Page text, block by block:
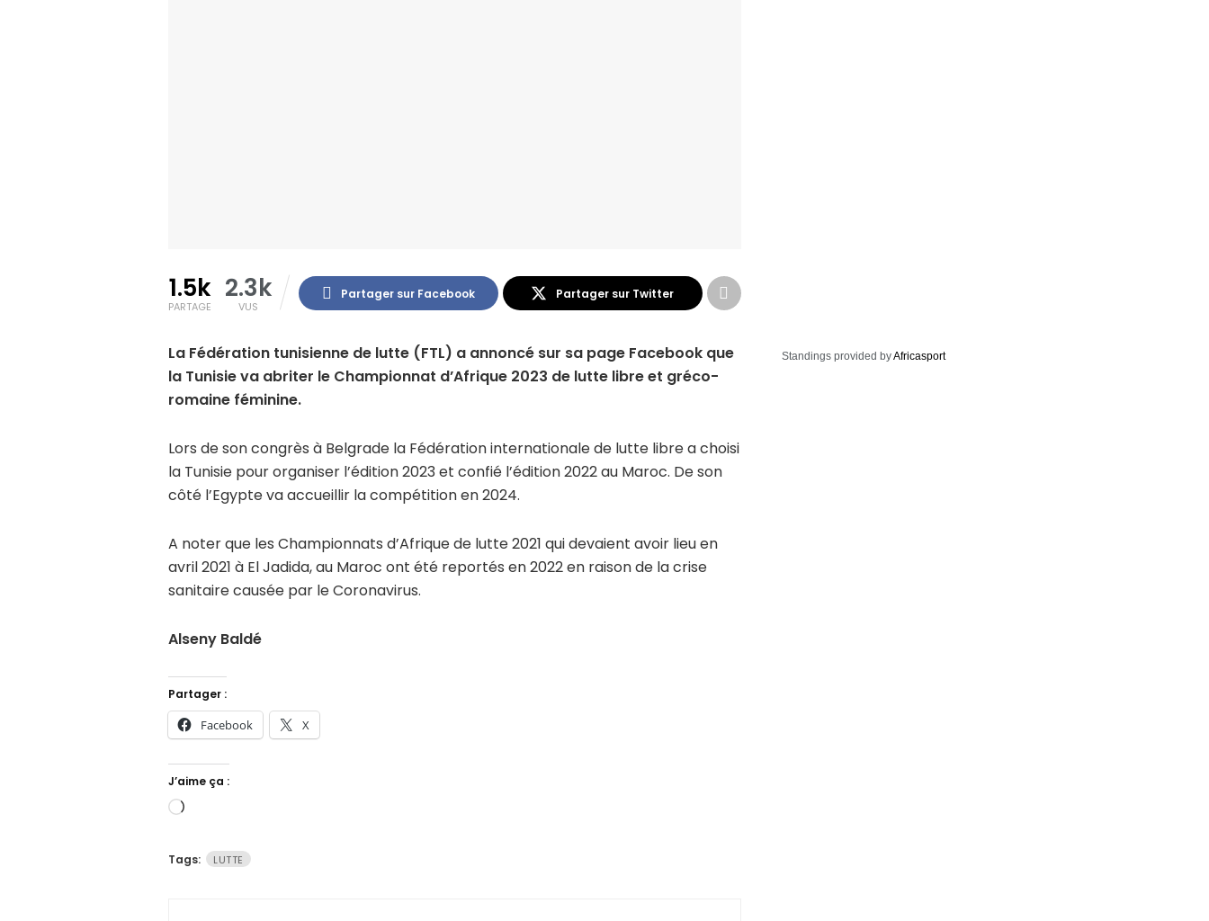
1.5k
PARTAGE
2.3k
VUS
Partager sur Facebook Partager sur Twitter
La Fédération tunisienne de lutte (FTL) a annoncé sur sa page Facebook que
la Tunisie va abriter le Championnat d’Afrique 2023 de lutte libre et gréco-
romaine féminine.
Lors de son congrès à Belgrade la Fédération internationale de lutte libre a choisi
la Tunisie pour organiser l’édition 2023 et confié l’édition 2022 au Maroc. De son
côté l’Egypte va accueillir la compétition en 2024.
A noter que les Championnats d’Afrique de lutte 2021 qui devaient avoir lieu en
avril 2021 à El Jadida, au Maroc ont été reportés en 2022 en raison de la crise
sanitaire causée par le Coronavirus.
Alseny Baldé
Partager :
Facebook X
J’aime ça :
Chargement…
Tags: LUTTE
Standings provided byAfricasport